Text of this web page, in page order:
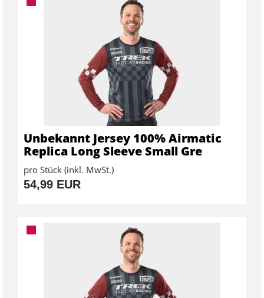
Unbekannt Jersey 100% Airmatic
Replica Long Sleeve Small Gre
pro Stück (inkl. MwSt.)
54,99 EUR